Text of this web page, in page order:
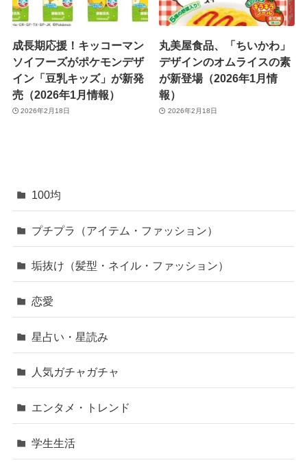
成長期応援！キッコーマン
ソイフーズがポケモンデザ
イン「豆乳キッズ」が新発
売（2026年1月情報）
2026年2月18日
丸美屋食品、「ちいかわ」
デザインのオムライスの素
が新登場（2026年1月情
報）
2026年2月18日
100均
プチプラ（アイテム・ファッション）
垢抜け（髪型・ネイル・ファッション）
恋愛
星占い・星読み
人気ガチャガチャ
エンタメ・トレンド
学生生活